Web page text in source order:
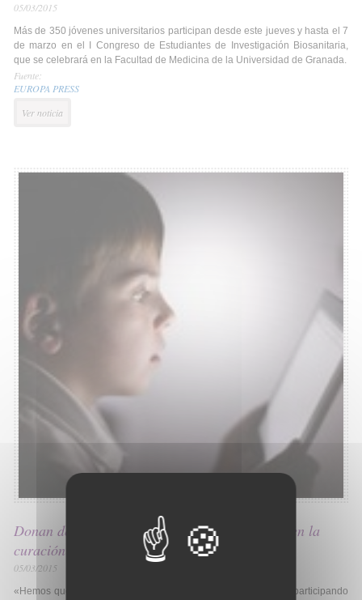
05/03/2015
Más de 350 jóvenes universitarios participan desde este jueves y hasta el 7
de marzo en el I Congreso de Estudiantes de Investigación Biosanitaria,
que se celebrará en la Facultad de Medicina de la Universidad de Granada.
Fuente:
EUROPA PRESS
Ver noticia
Donan doce consolas para estudiar si influyen en la
curación de menores hospitalizados
05/03/2015
«Hemos querido colaborar con los hospitales de la provincia, participando